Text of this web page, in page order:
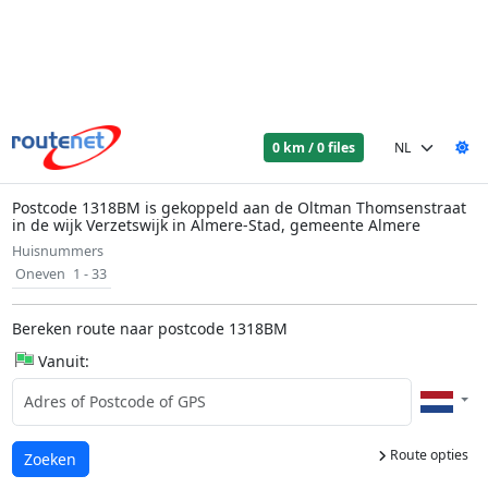
0 km / 0 files
Postcode 1318BM is gekoppeld aan de Oltman Thomsenstraat
in de wijk Verzetswijk in Almere-Stad, gemeente Almere
Huisnummers
Oneven 1 - 33
Bereken route naar postcode 1318BM
Vanuit:
Route opties
Laden...
Zoeken